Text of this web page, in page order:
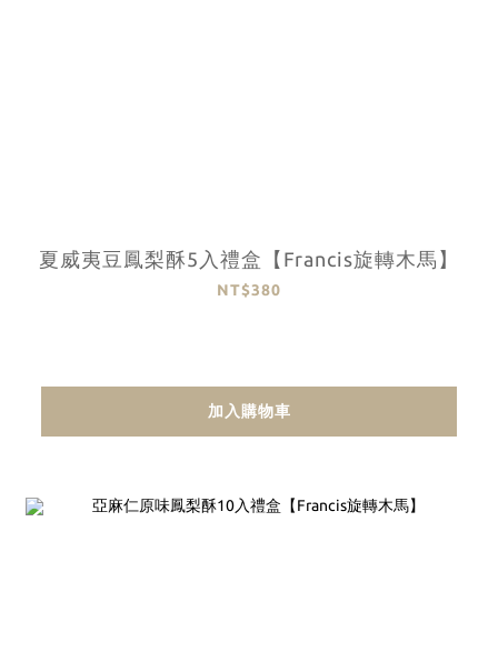
夏威夷⾖鳳梨酥5入禮盒【Francis旋轉木馬】
NT$380
加入購物車